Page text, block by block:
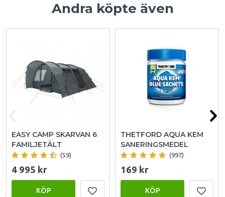
Andra köpte även
EASY CAMP SKARVAN 6
FAMILJETÄLT
(59)
4 995 kr
KÖP
THETFORD AQUA KEM
SANERINGSMEDEL
(997)
169 kr
KÖP